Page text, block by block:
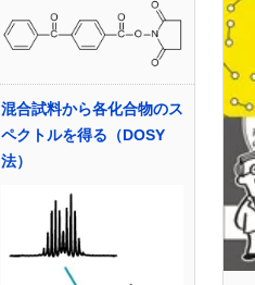
混合試料から各化合物のス
ペクトルを得る（DOSY
法）